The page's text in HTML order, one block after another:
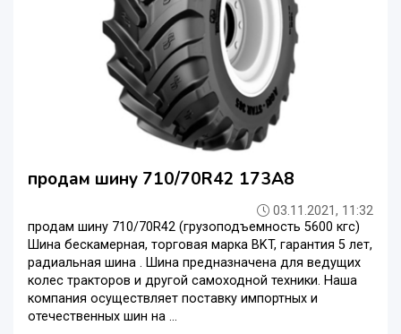
продам шину 710/70R42 173A8
03.11.2021, 11:32
продам шину 710/70R42 (грузоподъемность 5600 кгс)
Шина бескамерная, торговая марка BKT, гарантия 5 лет,
радиальная шина . Шина предназначена для ведущих
колес тракторов и другой самоходной техники. Наша
компания осуществляет поставку импортных и
отечественных шин на ...